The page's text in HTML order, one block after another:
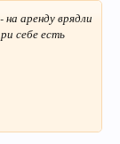
на аренду врядли
себе есть